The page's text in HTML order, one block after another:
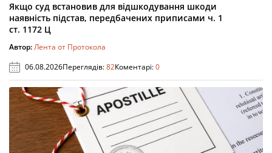
Якщо суд встановив для відшкодування шкоди
наявність підстав, передбачених приписами ч. 1
ст. 1172 Ц
Автор:Лента от Протокола
06.08.2026Переглядів:82Коментарі:0